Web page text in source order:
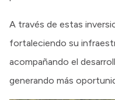
A través de estas
fortaleciendo su
acompañando el
generando más